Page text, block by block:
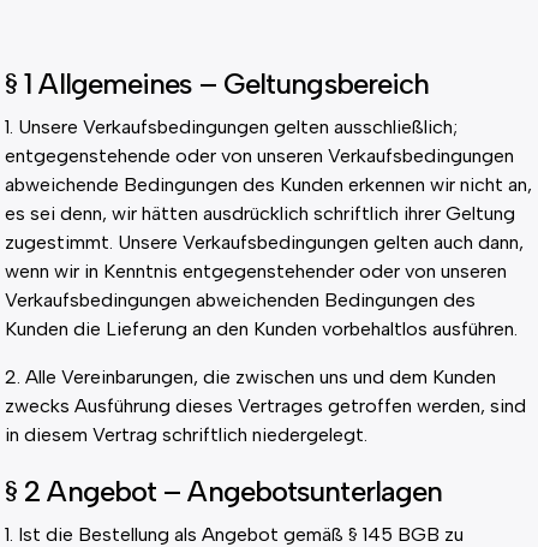
§ 1 Allgemeines – Geltungsbereich
1. Unsere Verkaufsbedingungen gelten ausschließlich;
entgegenstehende oder von unseren Verkaufsbedingungen
abweichende Bedingungen des Kunden erkennen wir nicht an,
es sei denn, wir hätten ausdrücklich schriftlich ihrer Geltung
zugestimmt. Unsere Verkaufsbedingungen gelten auch dann,
wenn wir in Kenntnis entgegenstehender oder von unseren
Verkaufsbedingungen abweichenden Bedingungen des
Kunden die Lieferung an den Kunden vorbehaltlos ausführen.
2. Alle Vereinbarungen, die zwischen uns und dem Kunden
zwecks Ausführung dieses Vertrages getroffen werden, sind
in diesem Vertrag schriftlich niedergelegt.
§ 2 Angebot – Angebotsunterlagen
1. Ist die Bestellung als Angebot gemäß § 145 BGB zu